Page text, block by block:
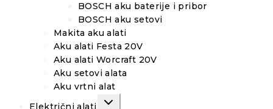
BOSCH aku baterije i pribor
BOSCH aku setovi
Makita aku alati
Aku alati Festa 20V
Aku alati Worcraft 20V
Aku setovi alata
Aku vrtni alat
Električni alati
TOGGLE